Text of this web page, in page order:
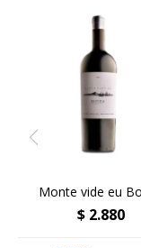
Monte vide eu
$ 2.880